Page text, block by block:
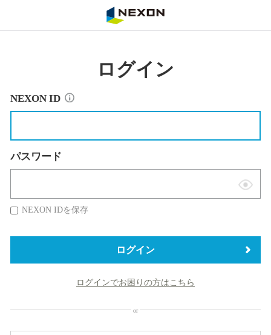
ログイン
NEXON ID
パスワード
表
替
NEXON IDを保存
ログイン
ログインでお困りの方はこちら